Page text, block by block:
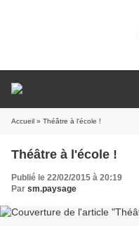
Accueil » Théâtre à l'école !
Théâtre à l'école !
Publié le 22/02/2015 à 20:19
Par sm.paysage